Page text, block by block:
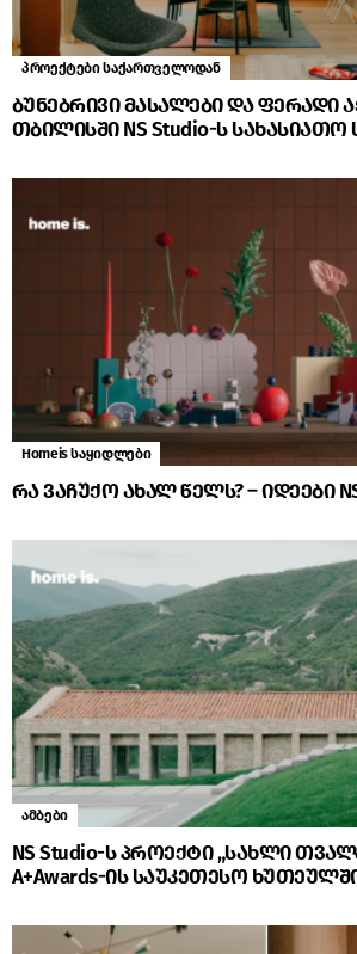
პროექტები საქართველოდან
ბუნებრივი მასალები და ფერადი
თბილისში NS Studio-ს
Homeis საყიდლები
რა ვაჩუქო ახალ წელს? – იდეები
ამბები
NS Studio-ს პროექტი „სახლი
A+Awards-ის საუკეთესო